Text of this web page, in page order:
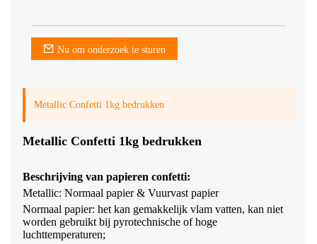
Nu om onderzoek te sturen
Metallic Confetti 1kg bedrukken
Metallic Confetti 1kg bedrukken
Beschrijving van papieren confetti:
Metallic: Normaal papier & Vuurvast papier
Normaal papier: het kan gemakkelijk vlam vatten, kan niet
worden gebruikt bij pyrotechnische of hoge
luchttemperaturen;